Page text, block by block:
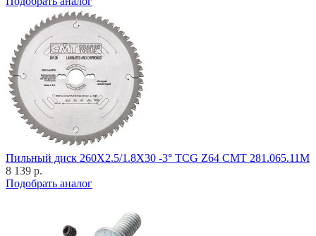
Пильный диск 260X2.5/1.8X30 -3° TCG Z64 CMT 281.065.11M
8 139 р.
Подобрать аналог